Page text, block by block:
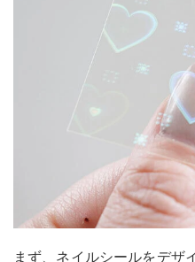
まず、ネイルシールをデザ